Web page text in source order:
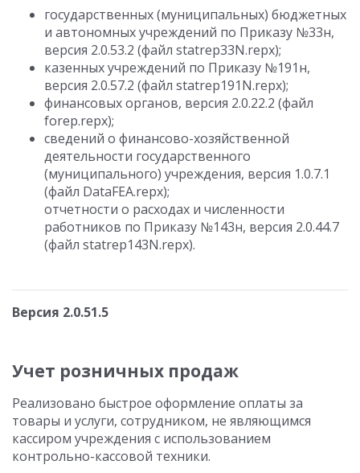
государственных (муниципальных) бюджетных
и автономных учреждений по Приказу №33н,
версия 2.0.53.2 (файл statrep33N.repx);
казенных учреждений по Приказу №191н,
версия 2.0.57.2 (файл statrep191N.repx);
финансовых органов, версия 2.0.22.2 (файл
forep.repx);
сведений о финансово-хозяйственной
деятельности государственного
(муниципального) учреждения, версия 1.0.7.1
(файл DataFEA.repx);
отчетности о расходах и численности
работников по Приказу №143н, версия 2.0.44.7
(файл statrep143N.repx).
Версия 2.0.51.5
Учет розничных продаж
Реализовано быстрое оформление оплаты за
товары и услуги, сотрудником, не являющимся
кассиром учреждения с использованием
контрольно-кассовой техники.